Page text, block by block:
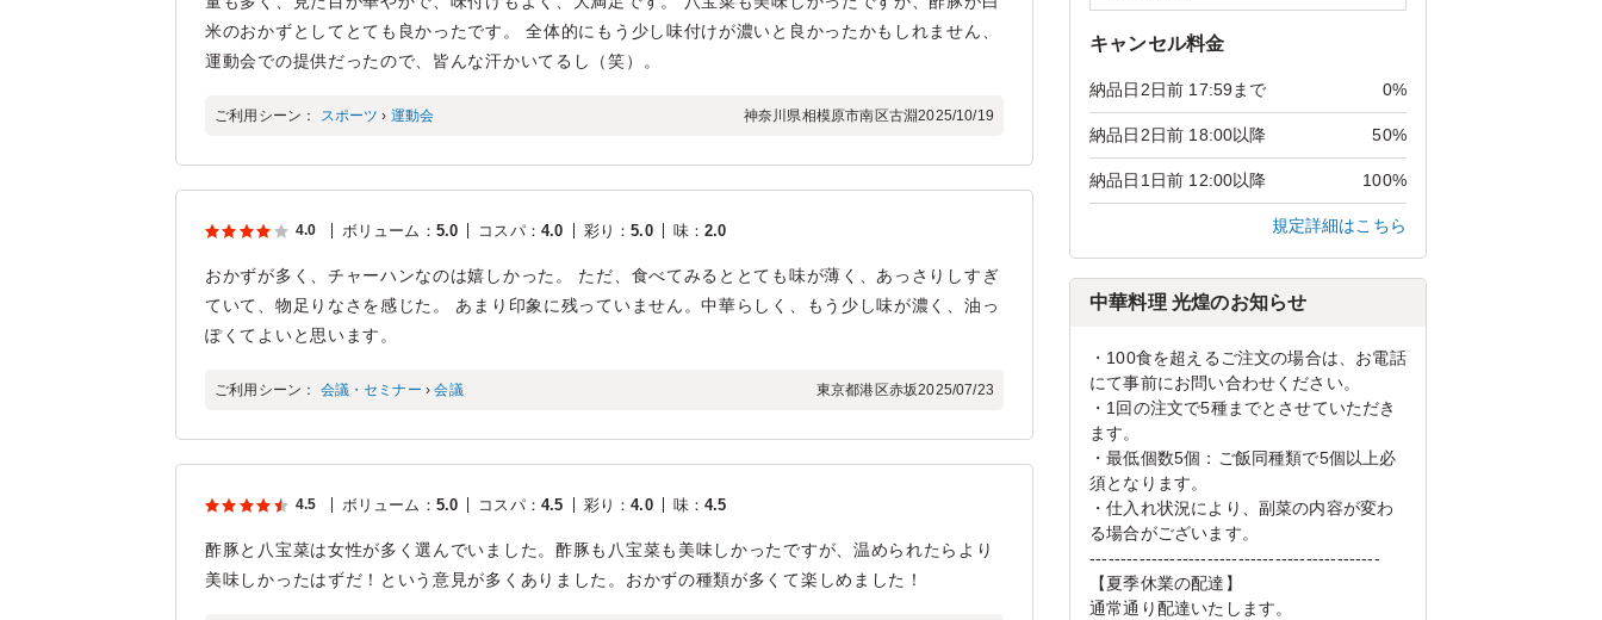
米のおかずとしてとても良かったです。 全体的にもう少し味付けが濃いと良かったかもしれません、
運動会での提供だったので、皆んな汗かいてるし（笑）。
ご利用シーン： スポーツ › 運動会 神奈川県相模原市南区古淵2025/10/19
4.0 ボリューム ： 5.0 コスパ： 4.0 彩り ：5.0 味：2.0
おかずが多く、チャーハンなのは嬉しかった。 ただ、食べてみるととても味が薄く、あっさりしすぎ
ていて、物足りなさを感じた。 あまり印象に残っていません。中華らしく、もう少し味が濃く、油っ
ぽくてよいと思います。
ご利用シーン： 会議・セミナー ›会議 東京都港区赤坂2025/07/23
4.5 ボリューム ： 5.0 コスパ： 4.5 彩り ：4.0 味：4.5
酢豚と八宝菜は女性が多く選んでいました。酢豚も八宝菜も美味しかったですが、温められたらより
美味しかったはずだ！という意見が多くありました。おかずの種類が多くて楽しめました！
キャンセル料金
納品日2日前 17:59まで 0%
納品日2日前 18:00以降 50%
納品日1日前 12:00以降 100%
規定詳細はこちら
中華料理 光煌のお知らせ
・100食を超えるご注文の場合は、お電話
にて事前にお問い合わせください。
・1回の注文で5種までとさせていただき
ます。
・最低個数5個：ご飯同種類で5個以上必
須となります。
・仕入れ状況により、副菜の内容が変わ
る場合がございます。
-----------------------------------------------
【夏季休業の配達】
通常通り配達いたします。